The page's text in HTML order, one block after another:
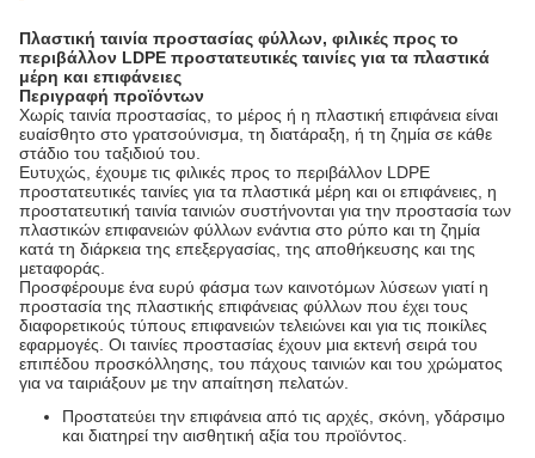
Πλαστική ταινία προστασίας φύλλων, φιλικές προς το
περιβάλλον LDPE προστατευτικές ταινίες για τα πλαστικά
μέρη και επιφάνειες
Περιγραφή προϊόντων
Χωρίς ταινία προστασίας, το μέρος ή η πλαστική επιφάνεια είναι
ευαίσθητο στο γρατσούνισμα, τη διατάραξη, ή τη ζημία σε κάθε
στάδιο του ταξιδιού του.
Ευτυχώς, έχουμε τις φιλικές προς το περιβάλλον LDPE
προστατευτικές ταινίες για τα πλαστικά μέρη και οι επιφάνειες, η
προστατευτική ταινία ταινιών συστήνονται για την προστασία των
πλαστικών επιφανειών φύλλων ενάντια στο ρύπο και τη ζημία
κατά τη διάρκεια της επεξεργασίας, της αποθήκευσης και της
μεταφοράς.
Προσφέρουμε ένα ευρύ φάσμα των καινοτόμων λύσεων γιατί η
προστασία της πλαστικής επιφάνειας φύλλων που έχει τους
διαφορετικούς τύπους επιφανειών τελειώνει και για τις ποικίλες
εφαρμογές. Οι ταινίες προστασίας έχουν μια εκτενή σειρά του
επιπέδου προσκόλλησης, του πάχους ταινιών και του χρώματος
για να ταιριάξουν με την απαίτηση πελατών.
Προστατεύει την επιφάνεια από τις αρχές, σκόνη, γδάρσιμο
και διατηρεί την αισθητική αξία του προϊόντος.